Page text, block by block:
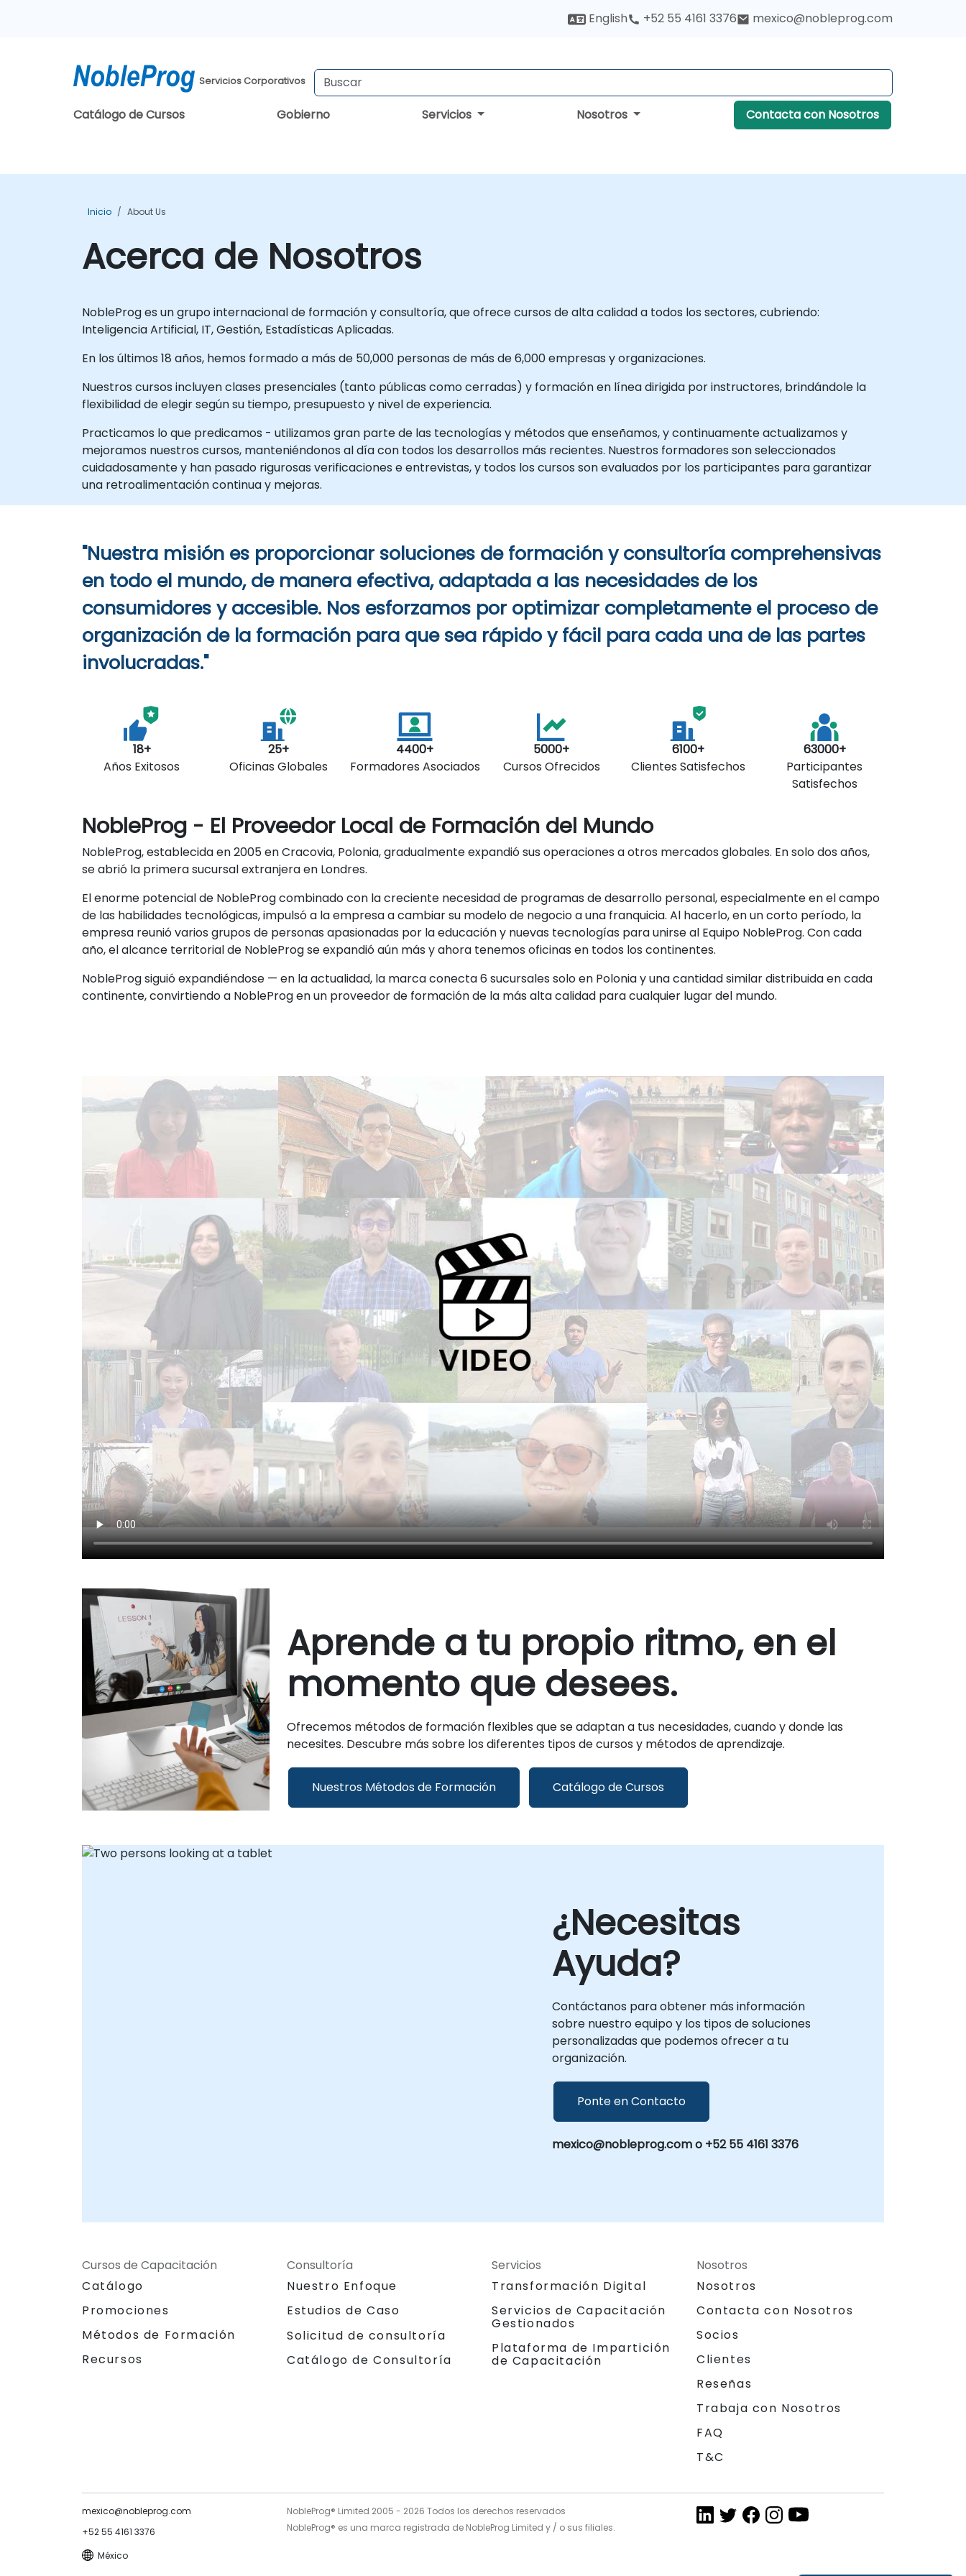
English +52 55 4161 3376 mexico@nobleprog.com
Servicios Corporativos
Catálogo de Cursos Gobierno Servicios Nosotros Contacta con Nosotros
Inicio About Us
Acerca de Nosotros
NobleProg es un grupo internacional de formación y consultoría, que ofrece cursos de alta calidad a todos los sectores, cubriendo:
Inteligencia Artificial, IT, Gestión, Estadísticas Aplicadas.
En los últimos 18 años, hemos formado a más de 50,000 personas de más de 6,000 empresas y organizaciones.
Nuestros cursos incluyen clases presenciales (tanto públicas como cerradas) y formación en línea dirigida por instructores, brindándole la
flexibilidad de elegir según su tiempo, presupuesto y nivel de experiencia.
Practicamos lo que predicamos - utilizamos gran parte de las tecnologías y métodos que enseñamos, y continuamente actualizamos y
mejoramos nuestros cursos, manteniéndonos al día con todos los desarrollos más recientes. Nuestros formadores son seleccionados
cuidadosamente y han pasado rigurosas verificaciones e entrevistas, y todos los cursos son evaluados por los participantes para garantizar
una retroalimentación continua y mejoras.
"Nuestra misión es proporcionar soluciones de formación y consultoría comprehensivas
en todo el mundo, de manera efectiva, adaptada a las necesidades de los
consumidores y accesible. Nos esforzamos por optimizar completamente el proceso de
organización de la formación para que sea rápido y fácil para cada una de las partes
involucradas."
18+
Años Exitosos
25+
Oficinas Globales
4400+
Formadores Asociados
5000+
Cursos Ofrecidos
6100+
Clientes Satisfechos
63000+
Participantes
Satisfechos
NobleProg - El Proveedor Local de Formación del Mundo
NobleProg, establecida en 2005 en Cracovia, Polonia, gradualmente expandió sus operaciones a otros mercados globales. En solo dos años,
se abrió la primera sucursal extranjera en Londres.
El enorme potencial de NobleProg combinado con la creciente necesidad de programas de desarrollo personal, especialmente en el campo
de las habilidades tecnológicas, impulsó a la empresa a cambiar su modelo de negocio a una franquicia. Al hacerlo, en un corto período, la
empresa reunió varios grupos de personas apasionadas por la educación y nuevas tecnologías para unirse al Equipo NobleProg. Con cada
año, el alcance territorial de NobleProg se expandió aún más y ahora tenemos oficinas en todos los continentes.
NobleProg siguió expandiéndose — en la actualidad, la marca conecta 6 sucursales solo en Polonia y una cantidad similar distribuida en cada
continente, convirtiendo a NobleProg en un proveedor de formación de la más alta calidad para cualquier lugar del mundo.
Aprende a tu propio ritmo, en el
momento que desees.
Ofrecemos métodos de formación flexibles que se adaptan a tus necesidades, cuando y donde las
necesites. Descubre más sobre los diferentes tipos de cursos y métodos de aprendizaje.
Nuestros Métodos de Formación Catálogo de Cursos
¿Necesitas
Ayuda?
Contáctanos para obtener más información
sobre nuestro equipo y los tipos de soluciones
personalizadas que podemos ofrecer a tu
organización.
Ponte en Contacto
mexico@nobleprog.com o +52 55 4161 3376
Cursos de Capacitación
Catálogo
Promociones
Métodos de Formación
Recursos
Consultoría
Nuestro Enfoque
Estudios de Caso
Solicitud de consultoría
Catálogo de Consultoría
Servicios
Transformación Digital
Servicios de Capacitación
Gestionados
Plataforma de Impartición
de Capacitación
Nosotros
Nosotros
Contacta con Nosotros
Socios
Clientes
Reseñas
Trabaja con Nosotros
FAQ
T&C
mexico@nobleprog.com
+52 55 4161 3376
México
NobleProg® Limited 2005 - 2026 Todos los derechos reservados
NobleProg® es una marca registrada de NobleProg Limited y / o sus filiales.